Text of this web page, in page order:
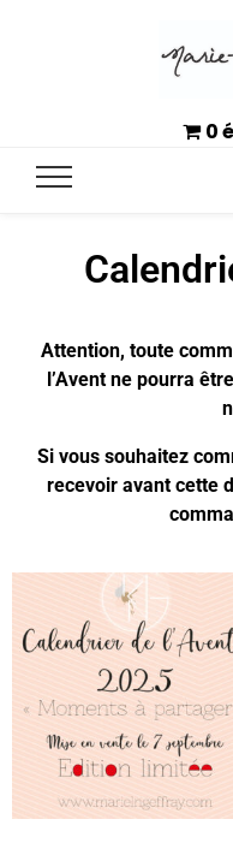
0
Attention, toute
l’Avent ne pourra
Si vous souhaitez
recevoir avant cette